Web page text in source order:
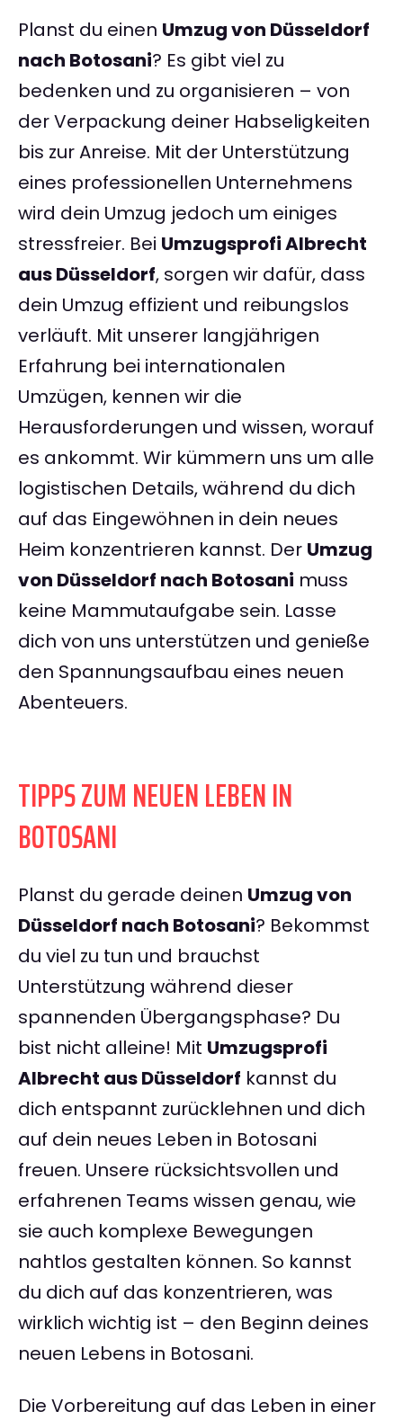
Planst du einen Umzug von Düsseldorf
nach Botosani? Es gibt viel zu
bedenken und zu organisieren – von
der Verpackung deiner Habseligkeiten
bis zur Anreise. Mit der Unterstützung
eines professionellen Unternehmens
wird dein Umzug jedoch um einiges
stressfreier. Bei Umzugsprofi Albrecht
aus Düsseldorf, sorgen wir dafür, dass
dein Umzug effizient und reibungslos
verläuft. Mit unserer langjährigen
Erfahrung bei internationalen
Umzügen, kennen wir die
Herausforderungen und wissen, worauf
es ankommt. Wir kümmern uns um alle
logistischen Details, während du dich
auf das Eingewöhnen in dein neues
Heim konzentrieren kannst. Der Umzug
von Düsseldorf nach Botosani muss
keine Mammutaufgabe sein. Lasse
dich von uns unterstützen und genieße
den Spannungsaufbau eines neuen
Abenteuers.
TIPPS ZUM NEUEN LEBEN IN
BOTOSANI
Planst du gerade deinen Umzug von
Düsseldorf nach Botosani? Bekommst
du viel zu tun und brauchst
Unterstützung während dieser
spannenden Übergangsphase? Du
bist nicht alleine! Mit Umzugsprofi
Albrecht aus Düsseldorf kannst du
dich entspannt zurücklehnen und dich
auf dein neues Leben in Botosani
freuen. Unsere rücksichtsvollen und
erfahrenen Teams wissen genau, wie
sie auch komplexe Bewegungen
nahtlos gestalten können. So kannst
du dich auf das konzentrieren, was
wirklich wichtig ist – den Beginn deines
neuen Lebens in Botosani.
Die Vorbereitung auf das Leben in einer